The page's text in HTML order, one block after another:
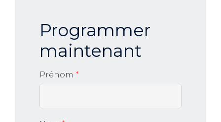
Programmer
maintenant
Prénom *